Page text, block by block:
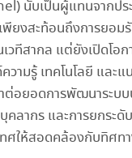
นับเป็นผู้แทนจากปร
พียงสะท้อนถึงการยอ
วทีสากล แต่ยังเปิดโอ
วามรู้ เทคโนโลยี และ
ต่อยอดการพัฒนาระบบ
ลากร และการยกระดั
ศให้สอดคล้องกับทิศทา